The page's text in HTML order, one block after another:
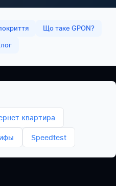
Що таке GPON?
квартира
Speedtest